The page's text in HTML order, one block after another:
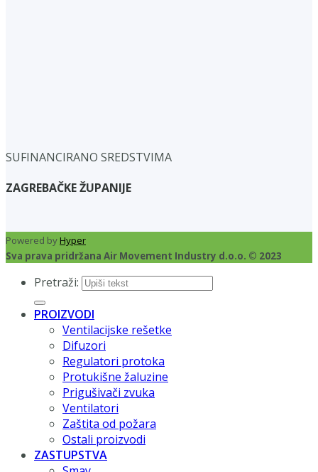
SUFINANCIRANO SREDSTVIMA
ZAGREBAČKE ŽUPANIJE
Powered byHyper
Sva prava pridržana Air Movement Industry d.o.o. © 2023
Pretraži:
PROIZVODI
Ventilacijske rešetke
Difuzori
Regulatori protoka
Protukišne žaluzine
Prigušivači zvuka
Ventilatori
Zaštita od požara
Ostali proizvodi
ZASTUPSTVA